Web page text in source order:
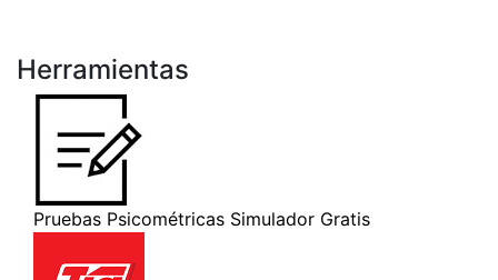
Herramientas